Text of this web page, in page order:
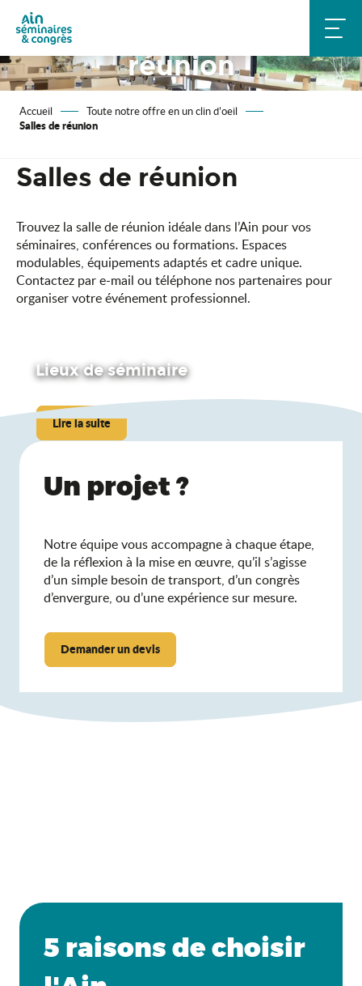
contenu
principal
Location de salle de
réunion
Accueil Toute notre offre en un clin d’oeil
Salles de réunion
Salles de réunion
Trouvez la salle de réunion idéale dans l’Ain pour vos
séminaires, conférences ou formations. Espaces
modulables, équipements adaptés et cadre unique.
Contactez par e-mail ou téléphone nos partenaires pour
organiser votre événement professionnel.
Salle séminaire du Domaine de la Dombes
Espace de séminaires Maison Bonnard
Conteneur-Event : salle de séminaire des Lodges de la
Lieux de séminaire
Lire la suite
Un projet ?
Notre équipe vous accompagne à chaque étape,
de la réflexion à la mise en œuvre, qu’il s’agisse
d’un simple besoin de transport, d’un congrès
d’envergure, ou d’une expérience sur mesure.
Demander un devis
5 raisons de choisir